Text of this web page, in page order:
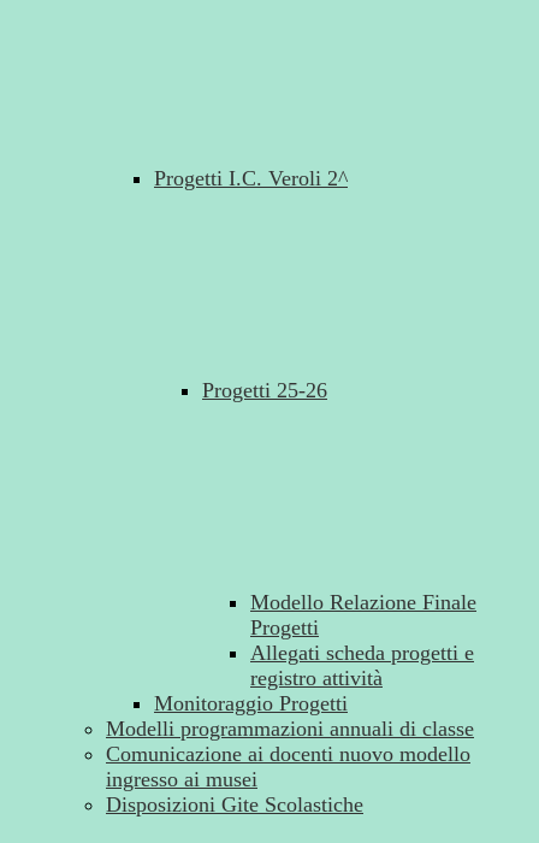
Progetti I.C. Veroli 2^
Progetti 25-26
Modello Relazione Finale
Progetti
Allegati scheda progetti e
registro attività
Monitoraggio Progetti
Modelli programmazioni annuali di classe
Comunicazione ai docenti nuovo modello
ingresso ai musei
Disposizioni Gite Scolastiche